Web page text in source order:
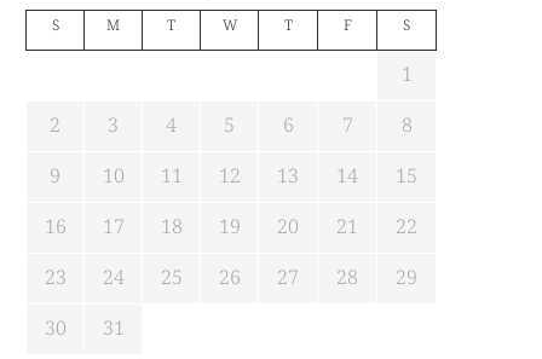
S M T W T F S
1
2
3 4 5 6 7
8
9
10 11 12 13 14
15
16
17 18 19 20 21
22
23
24 25 26 27 28
29
30
31